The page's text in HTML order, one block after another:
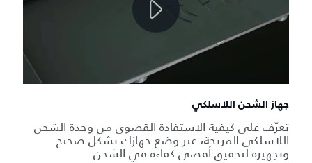
جهاز الشحن اللاسلكي
تعرّف على كيفية الاستفادة القصوى من وحدة الشحن
اللاسلكي المريحة، عبر وضع جهازك بشكل صحيح
وتجهيزه لتحقيق أقصى كفاءة في الشحن.